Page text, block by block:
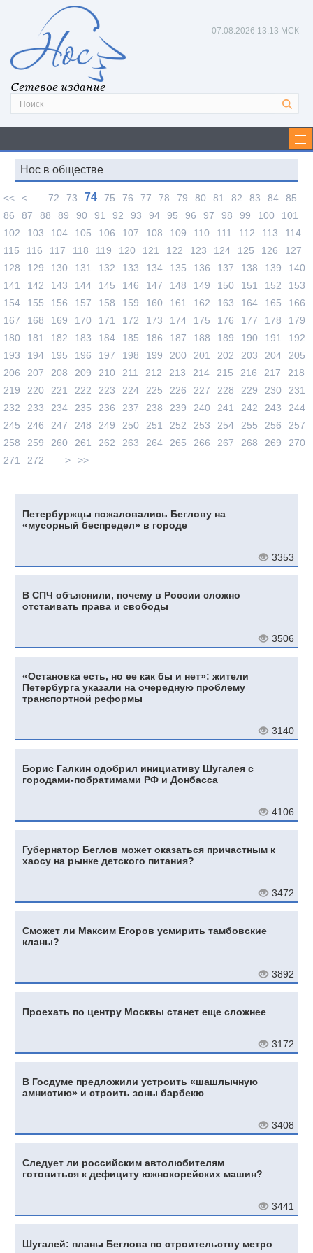
Сетевое издание
07.08.2026 13:13 МСК
Нос в обществе
<< < 72 73 74 75 76 77 78 79 80 81 82 83 84
85
86
87 88 89 90 91 92 93 94 95 96 97 98 99 100
101
102
103 104 105 106 107 108 109 110 111 112 113
114
115
116 117 118 119 120 121 122 123 124 125 126
127
128
129 130 131 132 133 134 135 136 137 138 139
140
141
142 143 144 145 146 147 148 149 150 151 152
153
154
155 156 157 158 159 160 161 162 163 164 165
166
167
168 169 170 171 172 173 174 175 176 177 178
179
180
181 182 183 184 185 186 187 188 189 190 191
192
193
194 195 196 197 198 199 200 201 202 203 204
205
206
207 208 209 210 211 212 213 214 215 216 217
218
219
220 221 222 223 224 225 226 227 228 229 230
231
232
233 234 235 236 237 238 239 240 241 242 243
244
245
246 247 248 249 250 251 252 253 254 255 256
257
258
259 260 261 262 263 264 265 266 267 268 269
270
271
272 > >>
Петербуржцы пожаловались Беглову на
«мусорный беспредел» в городе
3353
В СПЧ объяснили, почему в России сложно
отстаивать права и свободы
3506
«Остановка есть, но ее как бы и нет»: жители
Петербурга указали на очередную проблему
транспортной реформы
3140
Борис Галкин одобрил инициативу Шугалея с
городами-побратимами РФ и Донбасса
4106
Губернатор Беглов может оказаться причастным к
хаосу на рынке детского питания?
3472
Сможет ли Максим Егоров усмирить тамбовские
кланы?
3892
Проехать по центру Москвы станет еще сложнее
3172
В Госдуме предложили устроить «шашлычную
амнистию» и строить зоны барбекю
3408
Следует ли российским автолюбителям
готовиться к дефициту южнокорейских машин?
3441
Шугалей: планы Беглова по строительству метро